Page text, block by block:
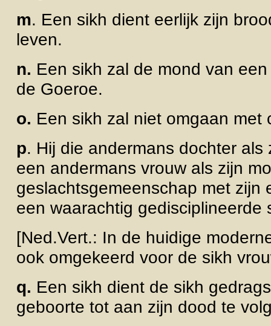
m. Een sikh dient eerlijk zijn
leven.
n. Een sikh zal de mond van
de Goeroe.
o. Een sikh zal niet omgaan
p. Hij die andermans dochter
een andermans vrouw als zijn
geslachtsgemeenschap met zijn
een waarachtig gedisciplineerde
[Ned.Vert.: In de huidige
ook omgekeerd voor de sikh
q. Een sikh dient de sikh
geboorte tot aan zijn dood te